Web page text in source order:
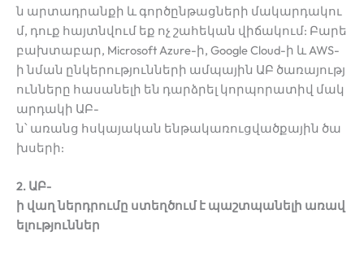
ն արտադրանքի և գործընթացների մակարդակու
մ, դուք հայտնվում եք ոչ շահեկան վիճակում: Բարե
բախտաբար, Microsoft Azure-ի, Google Cloud-ի և AWS-
ի նման ընկերությունների ամպային ԱԲ ծառայությ
ունները հասանելի են դարձրել կորպորատիվ մակ
արդակի ԱԲ-
ն՝ առանց հսկայական ենթակառուցվածքային ծա
խսերի:
2. ԱԲ-
ի վաղ ներդրումը ստեղծում է պաշտպանելի առավ
ելություններ